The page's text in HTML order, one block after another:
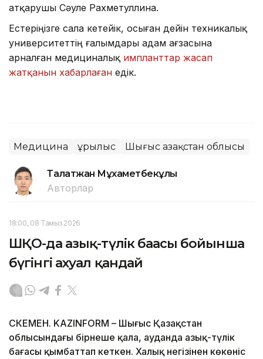
атқарушы Сәуле Рахметуллина.
Естеріңізге сала кетейік, осыған дейін техникалық
университеттің ғалымдары адам ағзасына
арналған медициналық импланттар жасап
жатқанын хабарлаған едік.
Медицина Құрылыс Шығыс Қазақстан облысы
Талғатжан Мұхаметбекұлы
Авторлар
18:00, 08 Тамыз 2026
ШҚО-да азық-түлік бағасы бойынша
бүгінгі ахуал қандай
ӨСКЕМЕН. KAZINFORM – Шығыс Қазақстан
облысындағы бірнеше қала, ауданда азық-түлік
бағасы қымбаттап кеткен. Халық негізінен көкөніс